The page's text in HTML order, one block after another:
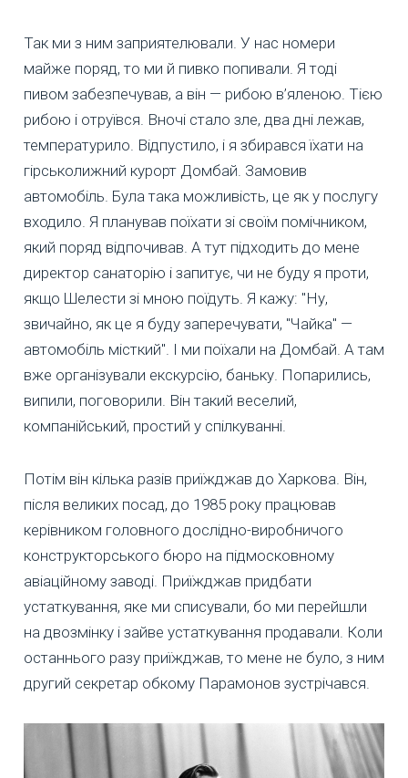
Так ми з ним заприятелювали. У нас номери
майже поряд, то ми й пивко попивали. Я тоді
пивом забезпечував, а він — рибою в’яленою. Тією
рибою і отруївся. Вночі стало зле, два дні лежав,
температурило. Відпустило, і я збирався їхати на
гірськолижний курорт Домбай. Замовив
автомобіль. Була така можливість, це як у послугу
входило. Я планував поїхати зі своїм помічником,
який поряд відпочивав. А тут підходить до мене
директор санаторію і запитує, чи не буду я проти,
якщо Шелести зі мною поїдуть. Я кажу: "Ну,
звичайно, як це я буду заперечувати, "Чайка" —
автомобіль місткий". І ми поїхали на Домбай. А там
вже організували екскурсію, баньку. Попарились,
випили, поговорили. Він такий веселий,
компанійський, простий у спілкуванні.
Потім він кілька разів приїжджав до Харкова. Він,
після великих посад, до 1985 року працював
керівником головного дослідно-виробничого
конструкторського бюро на підмосковному
авіаційному заводі. Приїжджав придбати
устаткування, яке ми списували, бо ми перейшли
на двозмінку і зайве устаткування продавали. Коли
останнього разу приїжджав, то мене не було, з ним
другий секретар обкому Парамонов зустрічався.